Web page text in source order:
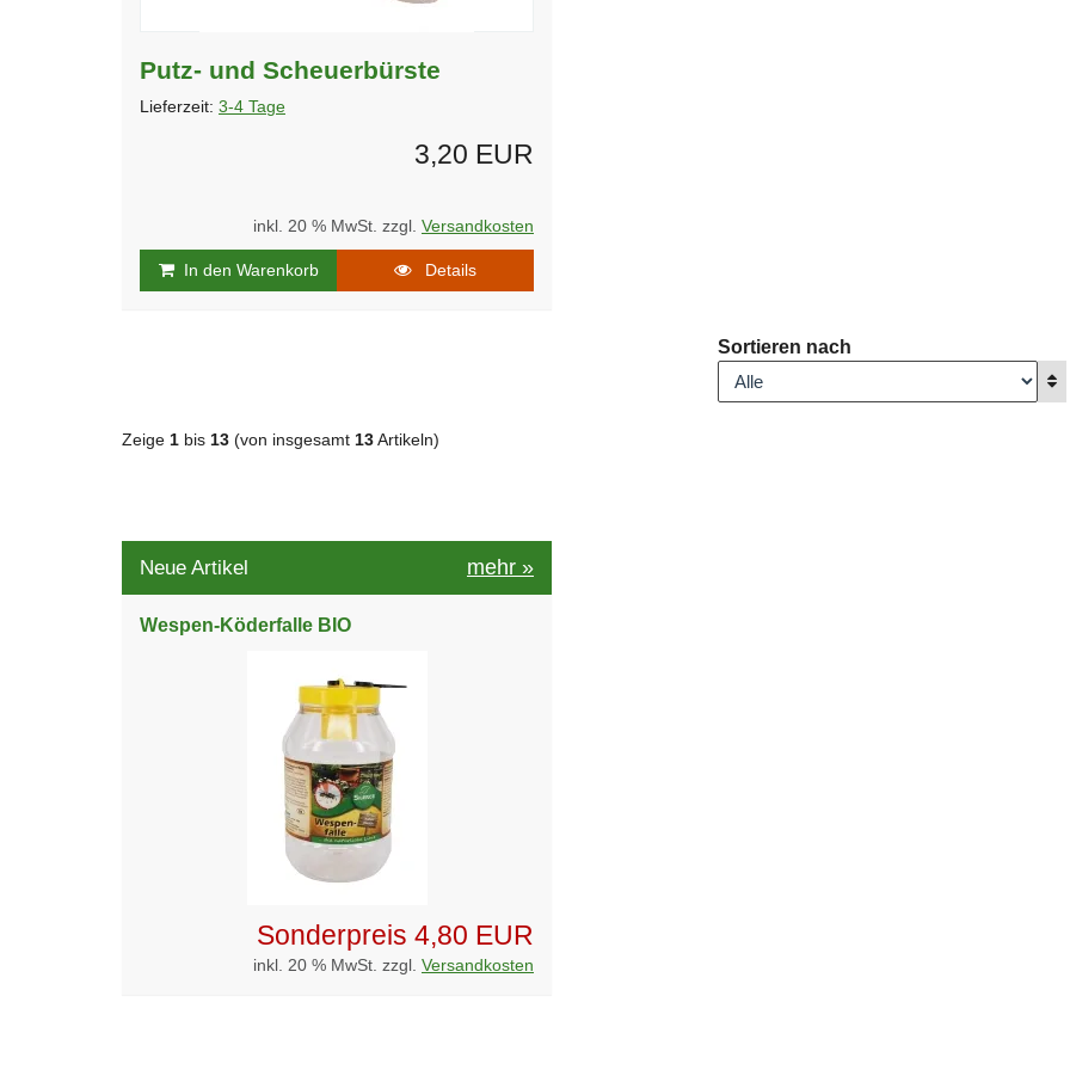
Putz- und Scheuerbürste
Lieferzeit: 3-4 Tage
3,20 EUR
inkl. 20 % MwSt. zzgl. Versandkosten
In den Warenkorb Details
Sortieren nach
Zeige 1 bis 13 (von insgesamt 13 Artikeln)
Neue Artikel mehr »
Wespen-Köderfalle BIO
Sonderpreis 4,80 EUR
inkl. 20 % MwSt. zzgl. Versandkosten